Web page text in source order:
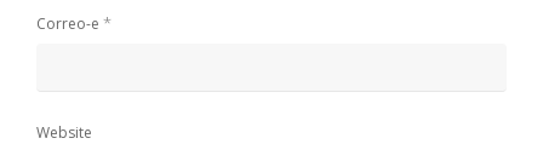
Correo-e *
Website